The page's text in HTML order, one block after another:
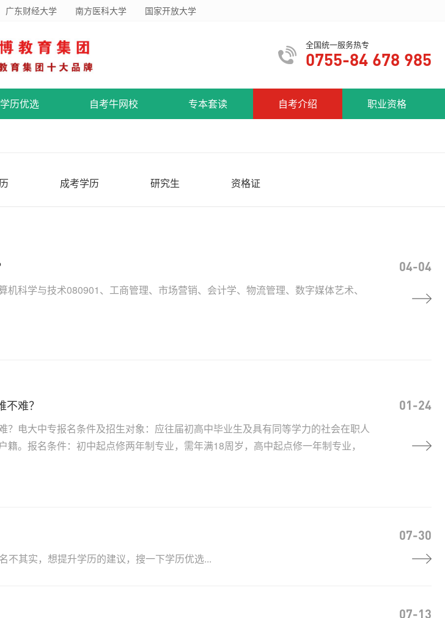
广东财经大学 南方医科大学 国家开放大学
全国统一服务热专
0755-84 678 985
学历优选 自考牛网校 专本套读 自考介绍 职业资格
成考学历 研究生 资格证
04-04
机科学与技术080901、工商管理、市场营销、会计学、物流管理、数字媒体艺术、
难？ 01-24
？电大中专报名条件及招生对象：应往届初高中毕业生及具有同等学力的社会在职人
籍。报名条件：初中起点修两年制专业，需年满18周岁，高中起点修一年制专业，
07-30
不其实，想提升学历的建议，搜一下学历优选...
07-13